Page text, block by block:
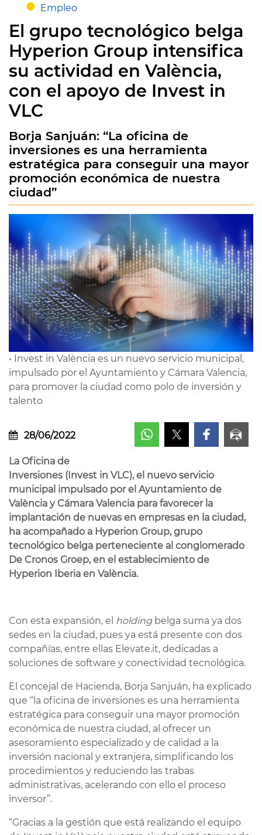
Empleo
El grupo tecnológico belga
Hyperion Group intensifica
su actividad en València,
con el apoyo de Invest in
VLC
Borja Sanjuán: “La oficina de
inversiones es una herramienta
estratégica para conseguir una mayor
promoción económica de nuestra
ciudad”
• Invest in València es un nuevo servicio municipal,
impulsado por el Ayuntamiento y Cámara Valencia,
para promover la ciudad como polo de inversión y
talento
28/06/2022
La Oficina de
Inversiones (Invest in VLC), el nuevo servicio
municipal impulsado por el Ayuntamiento de
València y Cámara Valencia para favorecer la
implantación de nuevas en empresas en la ciudad,
ha acompañado a Hyperion Group, grupo
tecnológico belga perteneciente al conglomerado
De Cronos Groep, en el establecimiento de
Hyperion Iberia en València.
Con esta expansión, el holdingbelga suma ya dos
sedes en la ciudad, pues ya está presente con dos
compañías, entre ellas Elevate.it, dedicadas a
soluciones de software y conectividad tecnológica.
El concejal de Hacienda, Borja Sanjuán, ha explicado
que “la oficina de inversiones es una herramienta
estratégica para conseguir una mayor promoción
económica de nuestra ciudad, al ofrecer un
asesoramiento especializado y de calidad a la
inversión nacional y extranjera, simplificando los
procedimientos y reduciendo las trabas
administrativas, acelerando con ello el proceso
inversor”.
“Gracias a la gestión que está realizando el equipo